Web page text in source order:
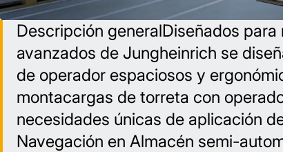
Descripción generalDiseñados
avanzados de Jungheinrich se
de operador espaciosos y
montacargas de torreta con
necesidades únicas de aplicación
Navegación en Almacén semi-